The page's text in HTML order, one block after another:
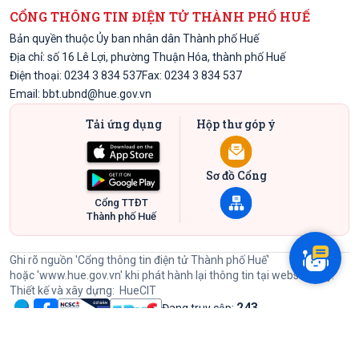
CỔNG THÔNG TIN ĐIỆN TỬ THÀNH PHỐ HUẾ
Bản quyền thuộc Ủy ban nhân dân Thành phố Huế
Địa chỉ: số 16 Lê Lợi, phường Thuận Hóa, thành phố Huế
Điện thoại: 0234 3 834 537Fax: 0234 3 834 537
Email: bbt.ubnd@hue.gov.vn
Tải ứng dụng
Cổng TTĐT
Thành phố Huế
Hộp thư góp ý
Sơ đồ Cổng
Ghi rõ nguồn 'Cổng thông tin điện tử Thành phố Huế'
hoặc'www.hue.gov.vn' khi phát hành lại thông tin tại website này.
Thiết kế và xây dựng: HueCIT
Đang truy cập: 243